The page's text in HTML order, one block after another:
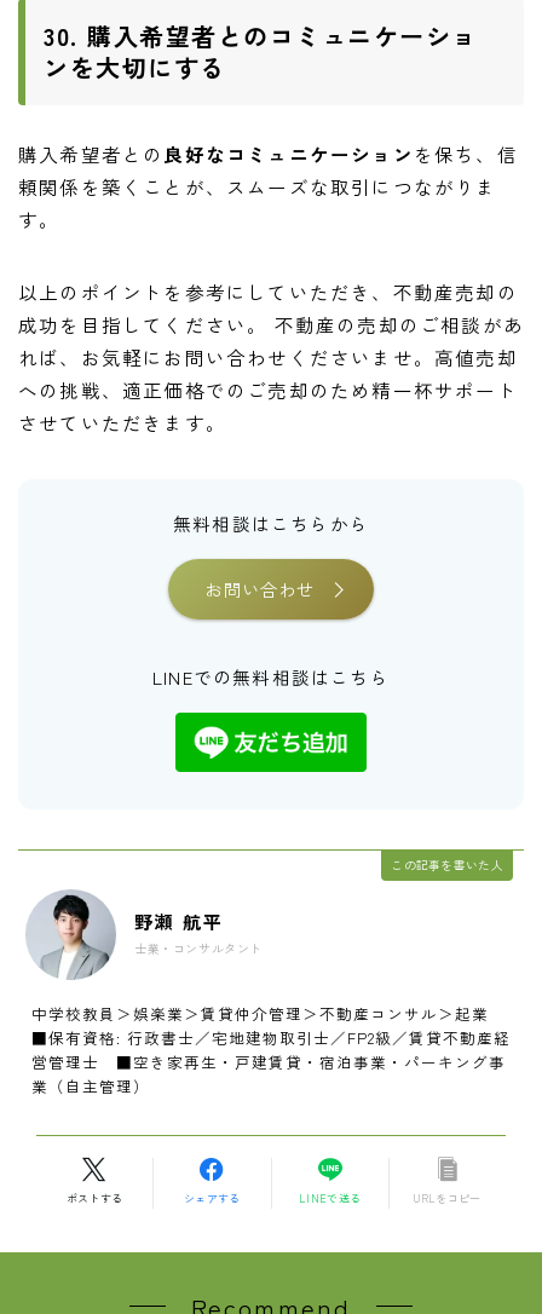
30. 購入希望者とのコミュニケーショ
ンを大切にする
購入希望者との 良好なコミュニケーション を保ち、信
頼関係を築くことが、スムーズな取引につながりま
す。
以上のポイントを参考にしていただき、不動産売却の
成功を目指してください。 不動産の売却のご相談があ
れば、お気軽にお問い合わせくださいませ。高値売却
への挑戦、適正価格でのご売却のため精一杯サポート
させていただきます。
無料相談はこちらから
お問い合わせ
LINEでの無料相談はこちら
この記事を書いた人
野瀬 航平
士業・コンサルタント
中学校教員＞娯楽業＞賃貸仲介管理＞不動産コンサル＞起業
■保有資格: 行政書士／宅地建物取引士／FP2級／賃貸不動産経
営管理士 ■空き家再生・戸建賃貸・宿泊事業・パーキング事
業（自主管理）
ポストする シェアする LINEで送る URLをコピー
Recommend